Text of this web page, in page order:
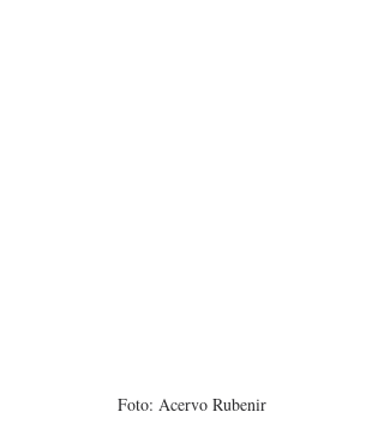
Foto: Acervo Rubenir